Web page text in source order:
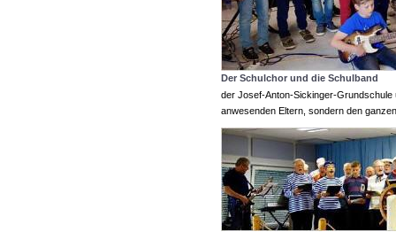
Der Schulchor und die Schulband
der Josef-Anton-Sickinger-
anwesenden Eltern, sondern den